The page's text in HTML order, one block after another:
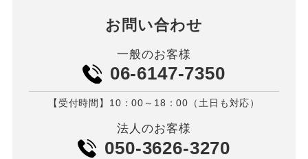
お問い合わせ
一般のお客様
06-6147-7350
【受付時間】10：00～18：00（土日も対応）
法人のお客様
050-3626-3270